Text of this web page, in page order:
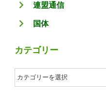
連盟通信
国体
カテゴリー
カ
テ